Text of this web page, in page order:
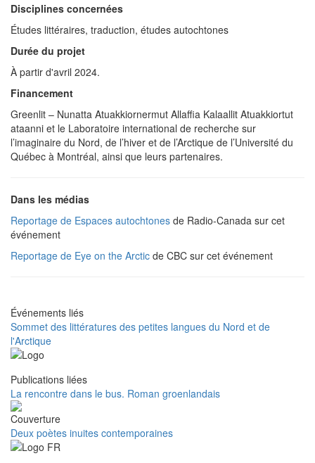
Disciplines concernées
Études littéraires, traduction, études autochtones
Durée du projet
À partir d'avril 2024.
Financement
Greenlit – Nunatta Atuakkiornermut Allaffia Kalaallit Atuakkiortut
ataanni et le Laboratoire international de recherche sur
l’imaginaire du Nord, de l’hiver et de l’Arctique de l’Université du
Québec à Montréal, ainsi que leurs partenaires.
Dans les médias
Reportage de Espaces autochtones de Radio-Canada sur cet
événement
Reportage de Eye on the Arctic de CBC sur cet événement
Événements liés
Sommet des littératures des petites langues du Nord et de
l'Arctique
Publications liées
La rencontre dans le bus. Roman groenlandais
Deux poètes inuites contemporaines